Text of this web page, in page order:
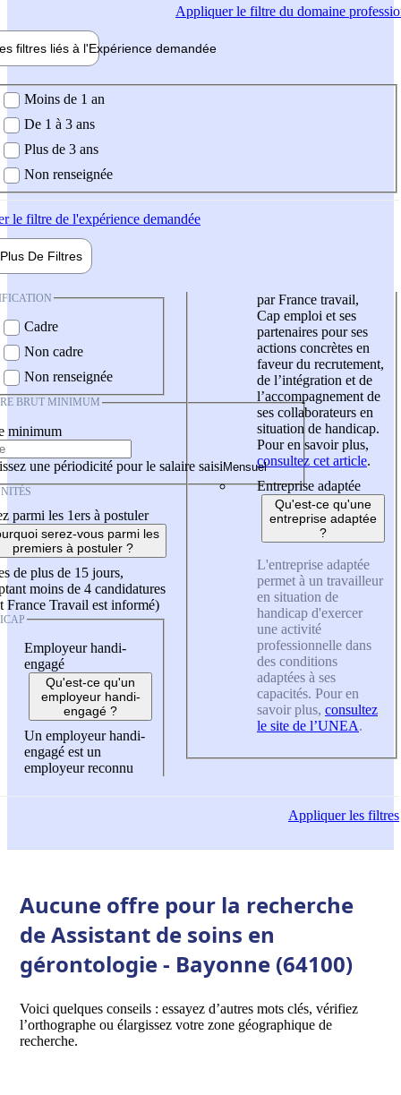
Appliquerle filtre du domaine
filtres liés à l'Expérience demandée
demandée
Moins de 1 an
De 1 à 3 ans
Plus de 3 ans
Non renseignée
le filtre de l'expérience demandée
Plus De Filtres
Cadre
Non cadre
Non renseignée
BRUT MINIMUM
minimum
une périodicité pour le salaire saisi
parmi les 1ers à postuler
serez-vous parmi les
premiers à postuler ?
de plus de 15 jours,
moins de 4 candidatures
France Travail est informé)
Employeur handi-
engagé
Qu'est-ce qu'un
employeur handi-
engagé ?
Un employeur handi-
engagé est un
employeur reconnu
par France travail,
Cap emploi et ses
partenaires pour ses
actions concrètes en
faveur du recrutement,
de l’intégration et de
l’accompagnement de
ses collaborateurs en
situation de handicap.
Pour en savoir plus,
consultez cet article.
Entreprise adaptée
Qu'est-ce qu'une
entreprise adaptée
?
L'entreprise adaptée
permet à un travailleur
en situation de
handicap d'exercer
une activité
professionnelle dans
des conditions
adaptées à ses
capacités. Pour en
savoir plus, consultez
le site de l’UNEA.
Appliquerles filtres
Aucune offre pour la recherche
de Assistant de soins en
gérontologie - Bayonne (64100)
Voici quelques conseils : essayez d’autres mots clés, vérifiez
l’orthographe ou élargissez votre zone géographique de
recherche.